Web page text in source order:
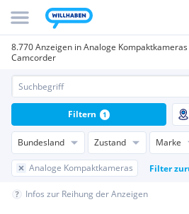
8.770 Anzeigen in Analoge
Camcorder
Bundesland Zustand Marke
Analoge Kompaktkameras Filter
Filtern 1
Infos zur Reihung der Anzeigen